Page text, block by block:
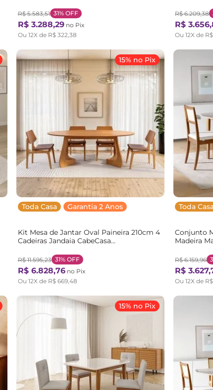
Amendoa/Bege claro
R$ 5.583,51 31%OFF
R$ 3.288,29no Pix
Ou 12X de R$ 322,38
Marrom/
Caramelo/
R$ 6.209,38
R$ 3.656,
Ou12X de R$
Toda Casa Garantia 2 Anos
15% no Pix
Kit Mesa de Jantar Oval Paineira 210cm 4
Cadeiras Jandaia CabeCasa
Marrom/Amendoa Amendoa
R$ 11.595,23 31%OFF
R$ 6.828,76no Pix
Ou 12X de R$ 669,48
Toda
Conjunto
Madeira
Amêndoa/
R$ 6.159,96
R$ 3.627,
Ou12X de R$
15% no Pix